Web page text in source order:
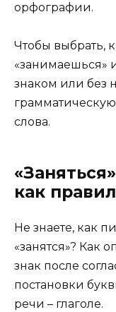
орфографии.
Чтобы выбрать,
«занимаешься»
знаком или без
слова.
как
Не знаете, как
«занятся»? Как
знак после
постановки
речи – глаголе.